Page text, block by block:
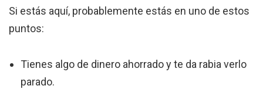
Si estás aquí, probablemente estás en uno de estos
puntos:
Tienes algo de dinero ahorrado y te da rabia verlo
parado.